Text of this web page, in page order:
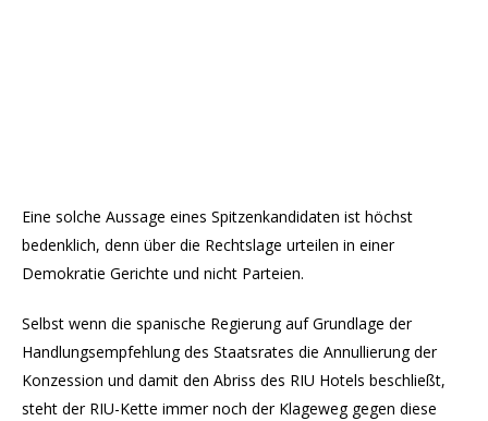
Eine solche Aussage eines Spitzenkandidaten ist höchst
bedenklich, denn über die Rechtslage urteilen in einer
Demokratie Gerichte und nicht Parteien.
Selbst wenn die spanische Regierung auf Grundlage der
Handlungsempfehlung des Staatsrates die Annullierung der
Konzession und damit den Abriss des RIU Hotels beschließt,
steht der RIU-Kette immer noch der Klageweg gegen diese